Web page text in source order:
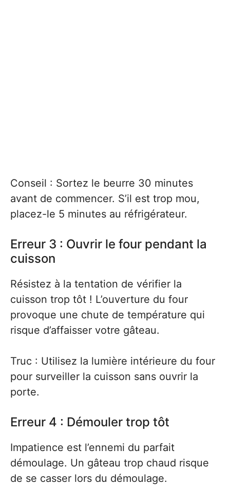
Conseil : Sortez le beurre 30 minutes
avant de commencer. S’il est trop mou,
placez-le 5 minutes au réfrigérateur.
Erreur 3 : Ouvrir le four pendant la
cuisson
Résistez à la tentation de vérifier la
cuisson trop tôt ! L’ouverture du four
provoque une chute de température qui
risque d’affaisser votre gâteau.
Truc : Utilisez la lumière intérieure du four
pour surveiller la cuisson sans ouvrir la
porte.
Erreur 4 : Démouler trop tôt
Impatience est l’ennemi du parfait
démoulage. Un gâteau trop chaud risque
de se casser lors du démoulage.